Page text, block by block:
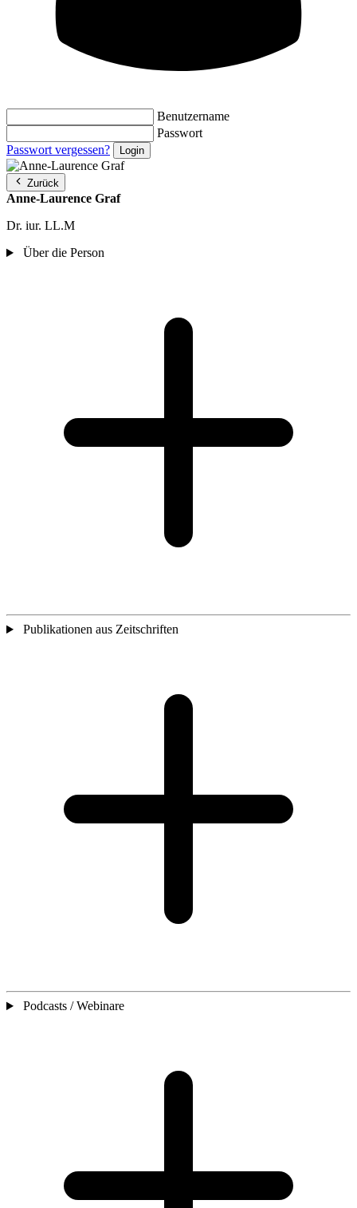
Benutzername
Passwort
Passwort vergessen?
Zurück
Anne-Laurence Graf
Dr. iur. LL.M
Über die Person
Publikationen aus Zeitschriften
Podcasts / Webinare